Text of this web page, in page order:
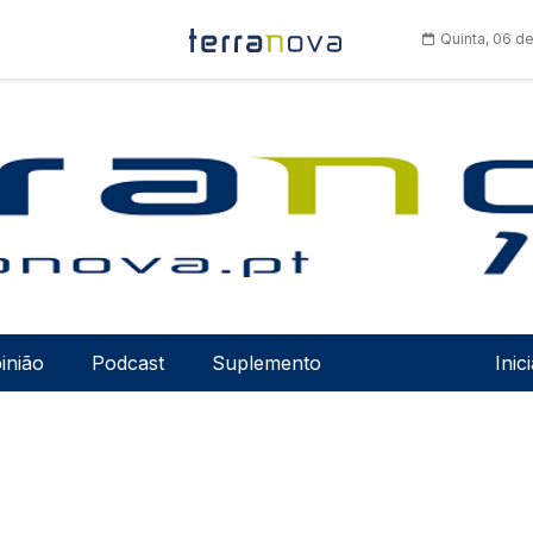
Quinta, 06
Podcast Suplemento